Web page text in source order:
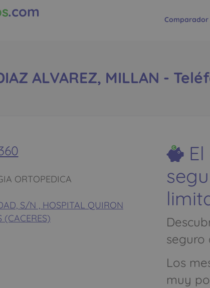
.com Comparador
ALVAREZ, MILLAN -
ORTOPEDICA
S/N , HOSPITAL QUIRON
(CACERES)
seguro
Los
muy